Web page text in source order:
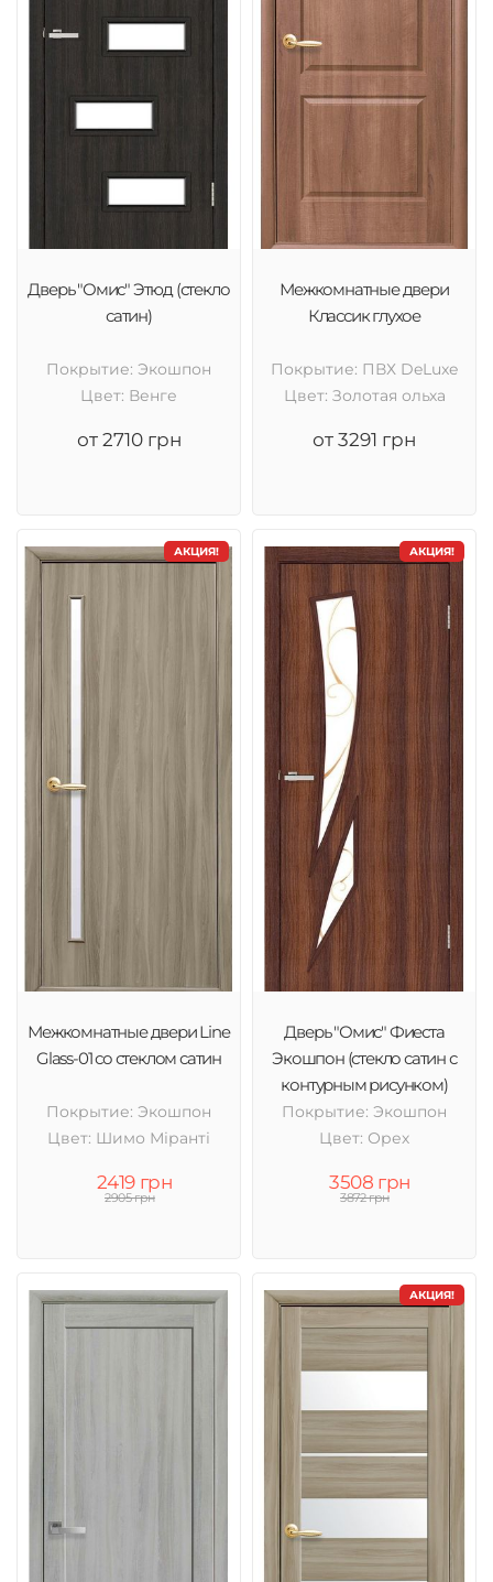
Дверь "Омис" Этюд (стекло
сатин)
Покрытие: Экошпон
Цвет: Венге
от 2710 грн
Межкомнатные двери
Классик глухое
Покрытие: ПВХ DeLuxe
Цвет: Золотая ольха
от 3291 грн
АКЦИЯ!
Межкомнатные двери Line
Glass-01 со стеклом сатин
Покрытие: Экошпон
Цвет: Шимо Міранті
2419 грн
2905 грн
АКЦИЯ!
Дверь "Омис" Фиеста
Экошпон (стекло сатин с
контурным рисунком)
Покрытие: Экошпон
Цвет: Орех
3508 грн
3872 грн
АКЦИЯ!